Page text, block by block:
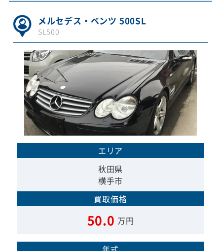
メルセデス・ベンツ 500SL
SL500
エリア
秋田県
横手市
買取価格
50.0 万円